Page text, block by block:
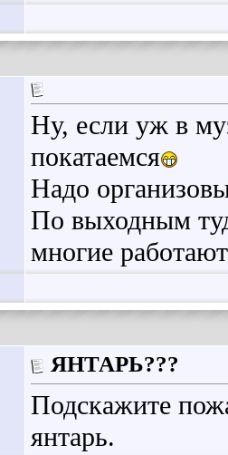
Ну, если уж в
покатаемся
Надо
По выходным
многие
ЯНТАРЬ???
Подскажите
янтарь.